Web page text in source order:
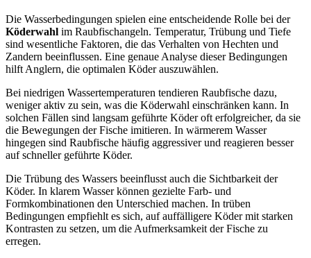
Die Wasserbedingungen spielen eine entscheidende Rolle bei der
Köderwahl im Raubfischangeln. Temperatur, Trübung und Tiefe
sind wesentliche Faktoren, die das Verhalten von Hechten und
Zandern beeinflussen. Eine genaue Analyse dieser Bedingungen
hilft Anglern, die optimalen Köder auszuwählen.
Bei niedrigen Wassertemperaturen tendieren Raubfische dazu,
weniger aktiv zu sein, was die Köderwahl einschränken kann. In
solchen Fällen sind langsam geführte Köder oft erfolgreicher, da sie
die Bewegungen der Fische imitieren. In wärmerem Wasser
hingegen sind Raubfische häufig aggressiver und reagieren besser
auf schneller geführte Köder.
Die Trübung des Wassers beeinflusst auch die Sichtbarkeit der
Köder. In klarem Wasser können gezielte Farb- und
Formkombinationen den Unterschied machen. In trüben
Bedingungen empfiehlt es sich, auf auffälligere Köder mit starken
Kontrasten zu setzen, um die Aufmerksamkeit der Fische zu
erregen.